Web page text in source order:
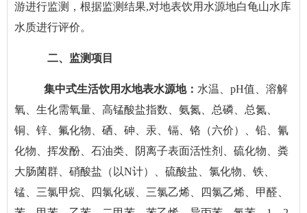
游进行监测，根据监测结果,对地表饮用水源地白龟山水库
水质进行评价。
二、监测项目
集中式生活饮用水地表水源地： 水温、 pH值、溶解
氧、生化需氧量、高锰酸盐指数、氨氮、总磷、总氮、
铜、锌、氟化物、硒、砷、汞、镉、铬（六价）、铅、氰
化物、挥发酚、石油类、阴离子表面活性剂、硫化物、粪
大肠菌群、硝酸盐（以N计）、硫酸盐、氯化物、铁、
锰、三氯甲烷、四氯化碳、三氯乙烯、四氯乙烯、甲醛、